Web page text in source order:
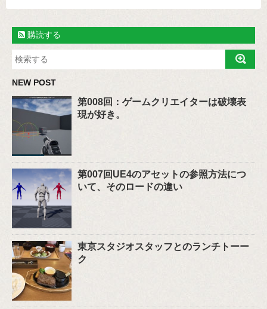
購読する
NEW POST
第008回：ゲームクリエイターは破壊表
現が好き。
第007回UE4のアセットの参照方法につ
いて、そのロードの違い
東京スタジオスタッフとのランチトーー
ク